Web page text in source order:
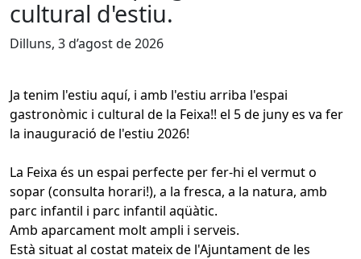
cultural d'estiu.
Dilluns, 3 d’agost de 2026
Ja tenim l'estiu aquí, i amb l'estiu arriba l'espai
gastronòmic i cultural de la Feixa!! el 5 de juny es va fer
la inauguració de l'estiu 2026!
La Feixa és un espai perfecte per fer-hi el vermut o
sopar (consulta horari!), a la fresca, a la natura, amb
parc infantil i parc infantil aqüàtic.
Amb aparcament molt ampli i serveis.
Està situat al costat mateix de l'Ajuntament de les